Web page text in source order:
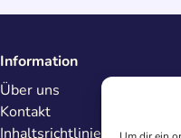
Information
Über uns
Kontakt
Inhaltsrichtlinien